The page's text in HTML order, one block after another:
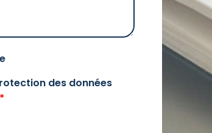
des données
*